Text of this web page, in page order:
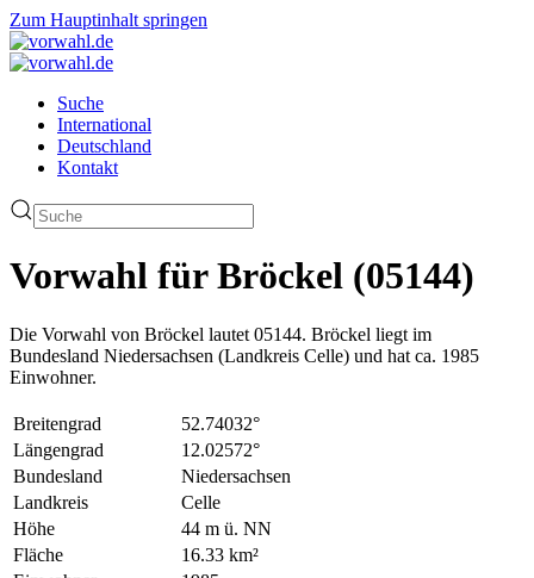
Zum Hauptinhalt springen
Suche
International
Deutschland
Kontakt
Vorwahl für Bröckel (05144)
Die Vorwahl von Bröckel lautet 05144. Bröckel liegt im
Bundesland Niedersachsen (Landkreis Celle) und hat ca. 1985
Einwohner.
Breitengrad
52.74032°
Längengrad
12.02572°
Bundesland
Niedersachsen
Landkreis
Celle
Höhe
44 m ü. NN
Fläche
16.33 km²